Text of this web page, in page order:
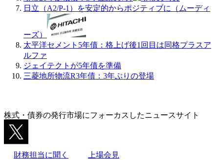
日立（A2/P-1）を安定的からポジティブに（ムーディ
ーズ）
太平洋セメント5年債：格上げ後1回目は同格プラスア
ルファ
ジェイテクトが5年債を準備
三菱地所物流R3年債：3年ぶりの登場
株式・債券の発行市場にフォーカスしたニュースサイト
財務担当に聞く 上場会見